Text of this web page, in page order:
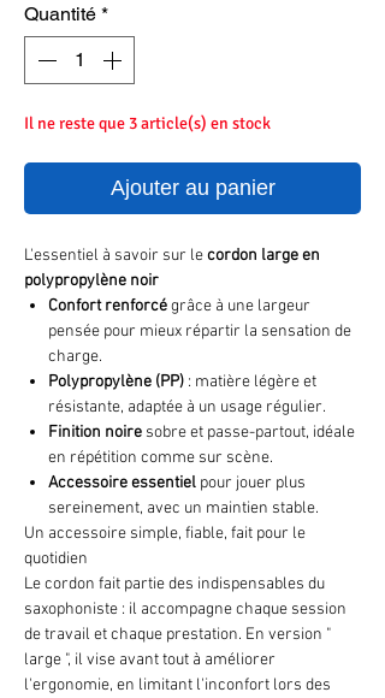
Quantité *
Il ne reste que 3 article(s) en stock
Ajouter au panier
L'essentiel à savoir sur lecordon large en
polypropylène noir
Confort renforcégrâce à une largeur
pensée pour mieux répartir la sensation de
charge.
Polypropylène (PP) : matière légère et
résistante, adaptée à un usage régulier.
Finition noire sobre et passe-partout, idéale
en répétition comme sur scène.
Accessoire essentiel pour jouer plus
sereinement, avec un maintien stable.
Un accessoire simple, fiable, fait pour le
quotidien
Le cordon fait partie des indispensables du
saxophoniste : il accompagne chaque session
de travail et chaque prestation. En version "
large ", il vise avant tout à améliorer
l'ergonomie, en limitant l'inconfort lors des